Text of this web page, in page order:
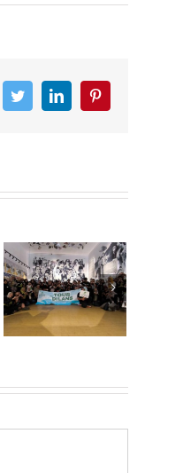
TwitterLinkedIn
SIEJ Soroti
Minimnya
Suara
Masyarakat
Adat dalam